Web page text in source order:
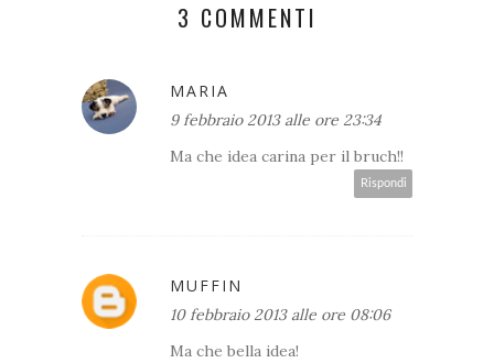
3 COMMENTI
MARIA
9 febbraio 2013 alle ore 23:34
Ma che idea carina per il bruch!!
Rispondi
MUFFIN
10 febbraio 2013 alle ore 08:06
Ma che bella idea!